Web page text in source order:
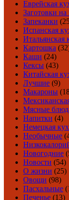
Еврейская
Заготовки на
Запеканки
Испанская
Итальянская
Картошка
Каши (24)
Кексы (43)
Китайская
Лучшие (9)
Макароны
Мясные
Напитки (4)
Немецкая
Необычные
Новогодние
Новости (54)
О жизни (25)
Овощи (98)
Пасхальные
Печенье (13)